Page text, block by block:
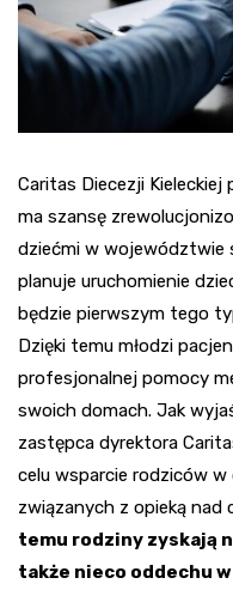
Caritas Diecezji
ma szansę
dziećmi w województwie
planuje uruchomienie
będzie pierwszym tego
Dzięki temu młodzi
profesjonalnej pomocy
swoich domach. Jak
zastępca dyrektora
celu wsparcie rodziców
związanych z opieką nad
temu rodziny zyskają
także nieco oddechu